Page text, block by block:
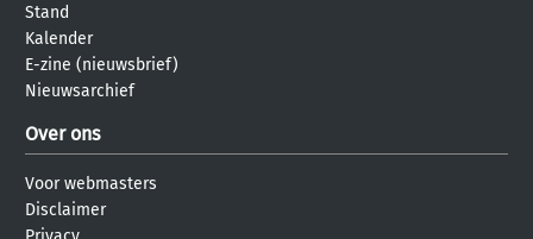
Stand
Kalender
E-zine (nieuwsbrief)
Nieuwsarchief
Over ons
Voor webmasters
Disclaimer